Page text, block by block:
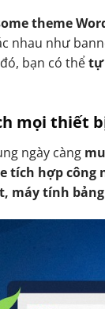
theme
nhau như
bạn có thểtự
mọi thiết
ngày càng
tích hợp công
máy tính bảng